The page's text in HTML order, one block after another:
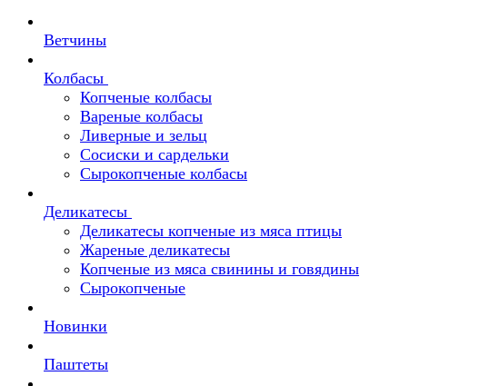
Ветчины
Колбасы
Копченые колбасы
Вареные колбасы
Ливерные и зельц
Сосиски и сардельки
Сырокопченые колбасы
Деликатесы
Деликатесы копченые из мяса птицы
Жареные деликатесы
Копченые из мяса свинины и говядины
Сырокопченые
Новинки
Паштеты